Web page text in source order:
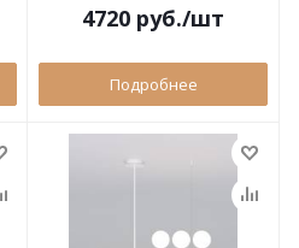
4720 руб./шт
Подробнее